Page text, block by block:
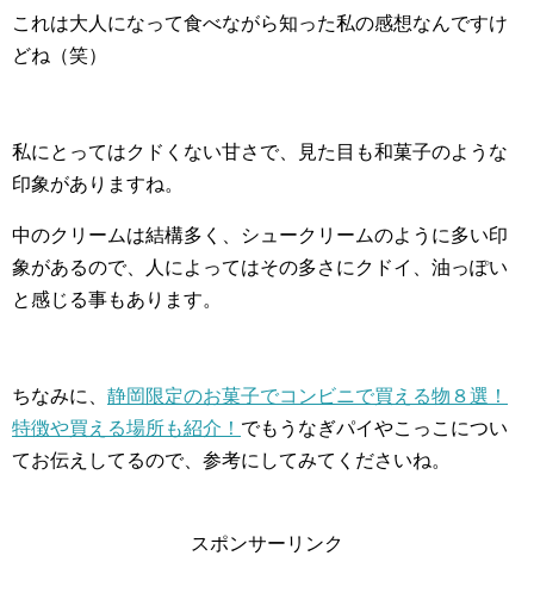
これは大人になって食べながら知った私の感想なんですけ
どね（笑）
私にとってはクドくない甘さで、見た目も和菓子のような
印象がありますね。
中のクリームは結構多く、シュークリームのように多い印
象があるので、人によってはその多さにクドイ、油っぽい
と感じる事もあります。
ちなみに、 静岡限定のお菓子でコンビニで買える物８選！
特徴や買える場所も紹介！ でもうなぎパイやこっこについ
てお伝えしてるので、参考にしてみてくださいね。
スポンサーリンク